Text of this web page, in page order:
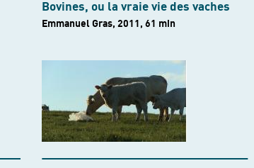
Bovines, ou la vraie vie des vaches
Emmanuel Gras, 2011, 61 min